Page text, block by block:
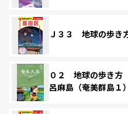
Ｊ３３ 地球の歩き
０２ 地球の歩き
呂麻島（奄美群島